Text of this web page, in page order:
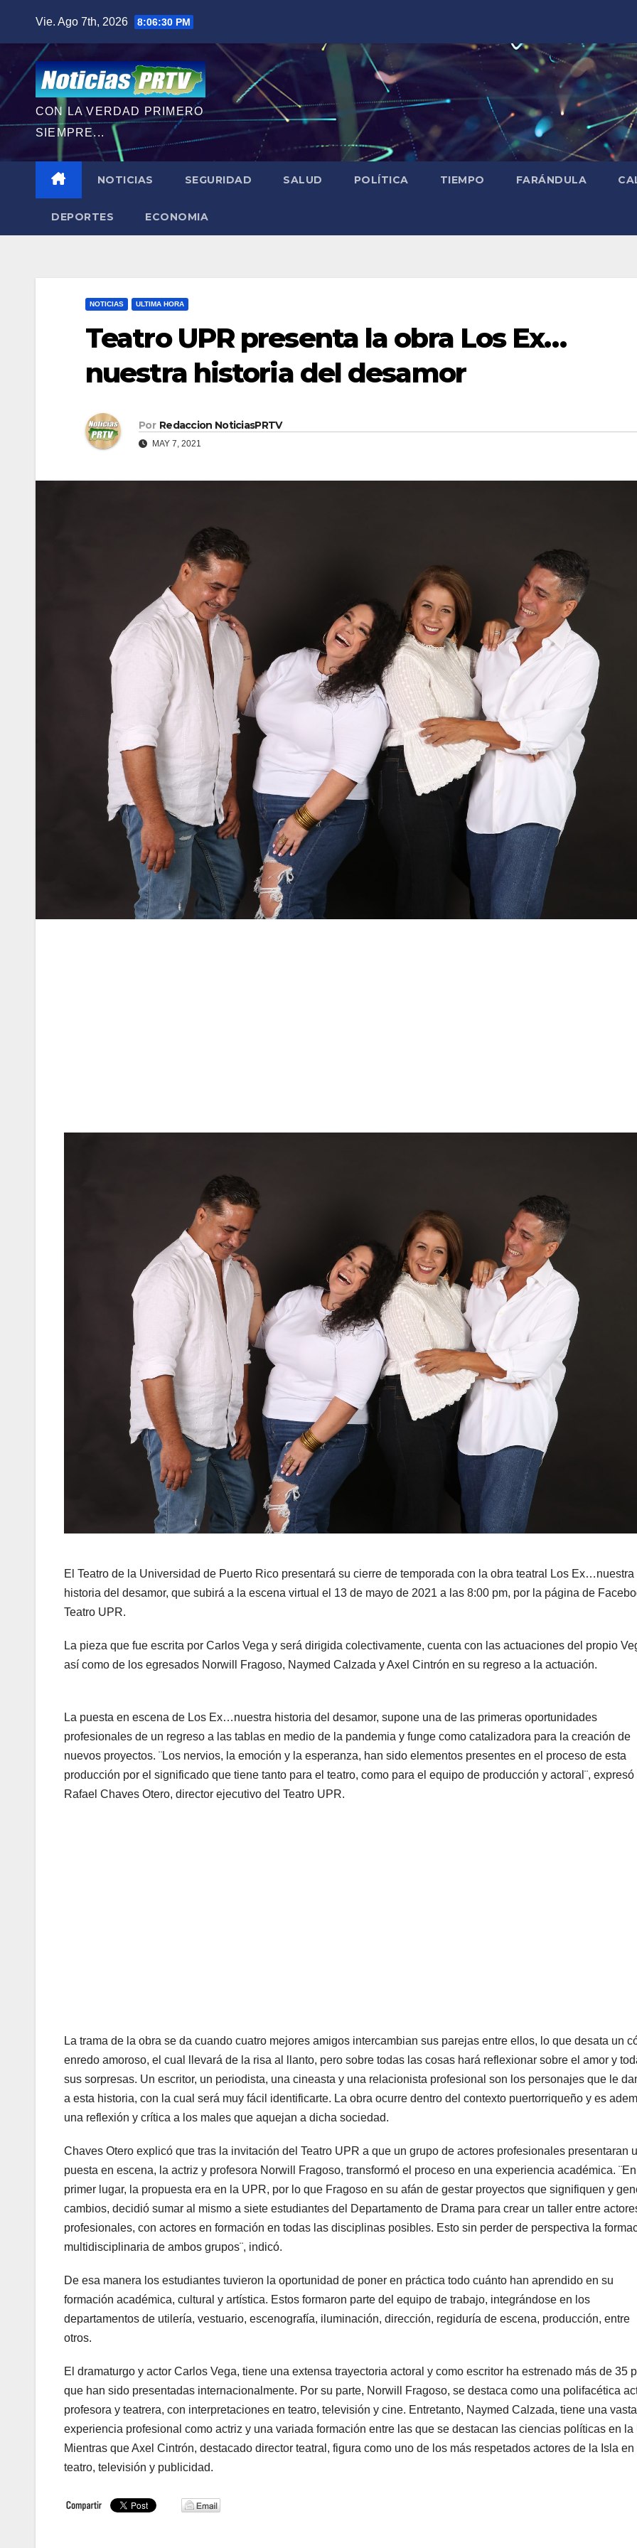
contenido
Vie. Ago 7th, 2026 8:06:32 PM
CON LA VERDAD PRIMERO
SIEMPRE...
NOTICIAS SEGURIDAD SALUD POLÍTICA TIEMPO FARÁNDULA
DEPORTES ECONOMIA
NOTICIAS ULTIMA HORA
Teatro UPR presenta la obra Los Ex…
nuestra historia del desamor
Por Redaccion NoticiasPRTV
MAY 7, 2021
El Teatro de la Universidad de Puerto Rico presentará su cierre de temporada con la obra teatral Los Ex…nuestra
historia del desamor, que subirá a la escena virtual el 13 de mayo de 2021 a las 8:00 pm, por la página de
Teatro UPR.
La pieza que fue escrita por Carlos Vega y será dirigida colectivamente, cuenta con las actuaciones del propio
así como de los egresados Norwill Fragoso, Naymed Calzada y Axel Cintrón en su regreso a la actuación.
La puesta en escena de Los Ex…nuestra historia del desamor, supone una de las primeras oportunidades
profesionales de un regreso a las tablas en medio de la pandemia y funge como catalizadora para la creación de
nuevos proyectos. ¨Los nervios, la emoción y la esperanza, han sido elementos presentes en el proceso de esta
producción por el significado que tiene tanto para el teatro, como para el equipo de producción y actoral¨, expresó
Rafael Chaves Otero, director ejecutivo del Teatro UPR.
La trama de la obra se da cuando cuatro mejores amigos intercambian sus parejas entre ellos, lo que desata un
enredo amoroso, el cual llevará de la risa al llanto, pero sobre todas las cosas hará reflexionar sobre el amor y
sus sorpresas. Un escritor, un periodista, una cineasta y una relacionista profesional son los personajes que le
a esta historia, con la cual será muy fácil identificarte. La obra ocurre dentro del contexto puertorriqueño y es
una reflexión y crítica a los males que aquejan a dicha sociedad.
Chaves Otero explicó que tras la invitación del Teatro UPR a que un grupo de actores profesionales presentaran
puesta en escena, la actriz y profesora Norwill Fragoso, transformó el proceso en una experiencia académica. ¨En
primer lugar, la propuesta era en la UPR, por lo que Fragoso en su afán de gestar proyectos que signifiquen y
cambios, decidió sumar al mismo a siete estudiantes del Departamento de Drama para crear un taller entre
profesionales, con actores en formación en todas las disciplinas posibles. Esto sin perder de perspectiva la
multidisciplinaria de ambos grupos¨, indicó.
De esa manera los estudiantes tuvieron la oportunidad de poner en práctica todo cuánto han aprendido en su
formación académica, cultural y artística. Estos formaron parte del equipo de trabajo, integrándose en los
departamentos de utilería, vestuario, escenografía, iluminación, dirección, regiduría de escena, producción, entre
otros.
El dramaturgo y actor Carlos Vega, tiene una extensa trayectoria actoral y como escritor ha estrenado más de 35
que han sido presentadas internacionalmente. Por su parte, Norwill Fragoso, se destaca como una polifacética
profesora y teatrera, con interpretaciones en teatro, televisión y cine. Entretanto, Naymed Calzada, tiene una vasta
experiencia profesional como actriz y una variada formación entre las que se destacan las ciencias políticas en la
Mientras que Axel Cintrón, destacado director teatral, figura como uno de los más respetados actores de la Isla en
teatro, televisión y publicidad.